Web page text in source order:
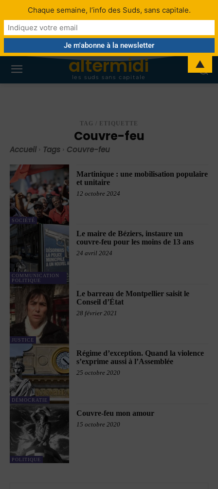
altermidi
les suds sans capitale
TAG / ETIQUETTE
Couvre-feu
Accueil Tags Couvre-feu
SOCIÉTÉ
Martinique : une mobilisation populaire
et unitaire
12 octobre 2024
COMMUNICATION
POLITIQUE
Le maire de Béziers, instaure un
couvre-feu pour les moins de 13 ans
24 avril 2024
JUSTICE
Le barreau de Montpellier saisit le
Conseil d’État
28 février 2021
DÉMOCRATIE
Régime d’exception. Quand la violence
s’exprime aussi à l’Assemblée
25 octobre 2020
POLITIQUE
Couvre-feu mon amour
15 octobre 2020
Chaque semaine, l’info des Suds, sans capitale.
▲